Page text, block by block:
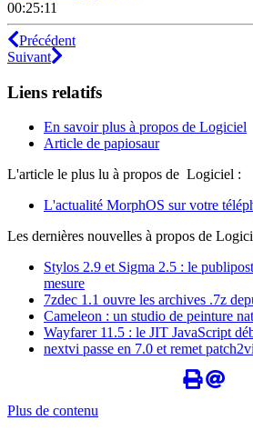
00:25:11
Précédent
Suivant
Liens relatifs
En savoir plus à propos de Logiciel
Article de papiosaur
L'article le plus lu à propos de Logiciel :
L'actualité MorphOS sur votre
Les dernières nouvelles à propos de
Stylos 2.9 et Sigma 2.5 : le
mesure
7zdec 1.1 ouvre les archives .7z
Cameleon : un studio de peinture
Wayfarer 11.5 : le JIT JavaScript
nextvi passe en 7.0 et remet
Plus de contenu